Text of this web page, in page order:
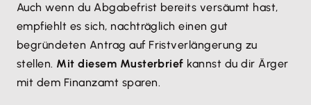
Auch wenn du Abgabefrist bereits versäumt hast,
empfiehlt es sich, nachträglich einen gut
begründeten Antrag auf Fristverlängerung zu
stellen. Mit diesem Musterbrief kannst du dir Ärger
mit dem Finanzamt sparen.